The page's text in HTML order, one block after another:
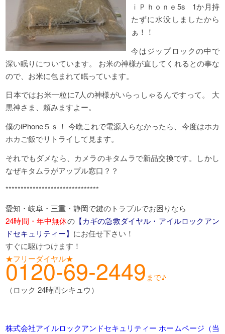
ｉＰｈｏｎｅ5s 1か月持
たずに水没しましたから
ぁ！！
今はジップロックの中で
深い眠りについています。 お米の神様が直してくれるとの事な
ので、お米に包まれて眠っています。
日本ではお米一粒に7人の神様がいらっしゃるんですって。 大
黒神さま、頼みますよー。
僕のiPhone５ｓ！ 今晩これで電源入らなかったら、今度はホカ
ホカご飯でリトライして見ます。
それでもダメなら、カメラのキタムラで新品交換です。しかし
なぜキタムラがアップル窓口？？
*******************************
愛知・岐阜・三重・静岡で鍵のトラブルでお困りなら
24時間・年中無休の【カギの急救ダイヤル・アイルロックアン
ドセキュリティー】 にお任せ下さい！
すぐに駆けつけます！
★フリーダイヤル★
0120-69-2449 まで♪
（ロック 24時間シキュウ）
株式会社アイルロックアンドセキュリティー ホームページ（当